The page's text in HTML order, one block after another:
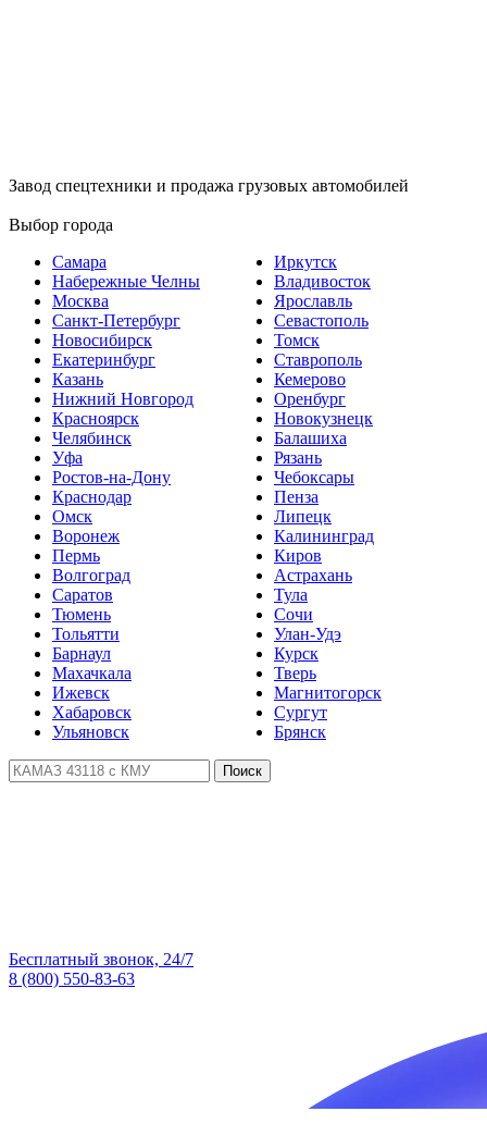
Завод спецтехники и продажа грузовых автомобилей
Выбор города
Самара
Набережные Челны
Москва
Санкт-Петербург
Новосибирск
Екатеринбург
Казань
Нижний Новгород
Красноярск
Челябинск
Уфа
Ростов-на-Дону
Краснодар
Омск
Воронеж
Пермь
Волгоград
Саратов
Тюмень
Тольятти
Барнаул
Махачкала
Ижевск
Хабаровск
Ульяновск
Иркутск
Владивосток
Ярославль
Севастополь
Томск
Ставрополь
Кемерово
Оренбург
Новокузнецк
Балашиха
Рязань
Чебоксары
Пенза
Липецк
Калининград
Киров
Астрахань
Тула
Сочи
Улан-Удэ
Курск
Тверь
Магнитогорск
Сургут
Брянск
Поиск
Бесплатный звонок, 24/7
8 (800) 550-83-63